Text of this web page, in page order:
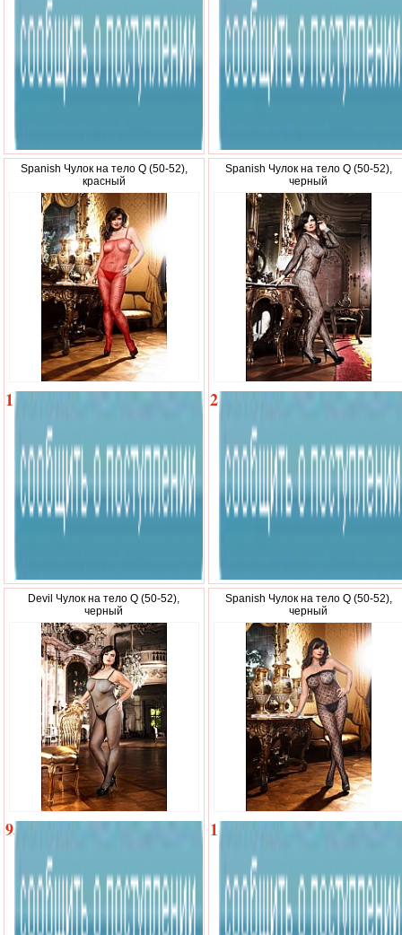
Spanish Чулок на тело Q (50-52),
красный
1
Spanish Чулок на тело Q (50-52),
черный
2
Devil Чулок на тело Q (50-52),
черный
950
Spanish Чулок на тело Q (50-52),
черный
1